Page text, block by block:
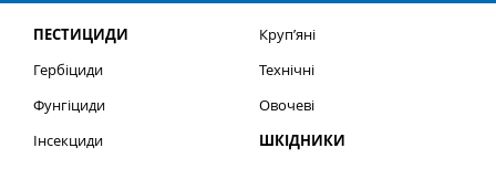
ПЕСТИЦИДИ
Гербіциди
Фунгіциди
Інсекциди
Круп’яні
Технічні
Овочеві
ШКІДНИКИ